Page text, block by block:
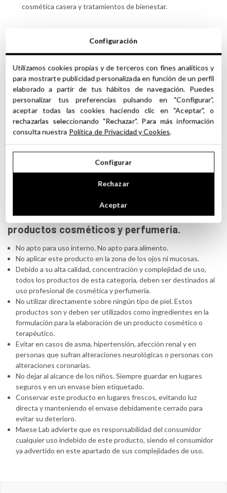
FICHA TÉCNICA
Tipo / Nombre: Alcohol de Boca 96º (Etilico)
Origen: ESPAÑA
Aspecto: Líquido Incoloro
INCI: Ethyl alcohol
Nº CAS: 64-17-5
cosmética casera y tratamientos de bienestar.
los Ingredientes para la elaboración de
productos cosméticos y perfumería.
No apto para uso interno. No apto para alimento.
No aplicar este producto en la zona de los ojos ni mucosas.
Debido a su alta calidad, concentración y complejidad de uso,
todos los productos de esta categoría, deben ser destinados al
uso profesional de cosmética y perfumería.
No utilizar directamente sobre ningún tipo de piel. Estos
productos son y deben ser utilizados como ingredientes en la
formulación para la elaboración de un producto cosmético o
terapéutico.
Evitar en casos de asma, hipertensión, afección renal y en
personas que sufran alteraciones neurológicas o personas con
alteraciones coronarias.
No dejar al alcance de los niños. Siempre guardar en lugares
seguros y en un envase bien etiquetado.
Conservar este producto en lugares frescos, evitando luz
directa y manteniendo el envase debidamente cerrado para
evitar su deterioro.
Maese Lab advierte que es responsabilidad del consumidor
cualquier uso indebido de este producto, siendo el consumidor
ya advertido en este apartado de sus complejidades de uso.
Configuración
Utilizamos cookies propias y de terceros con fines analíticos y
para mostrarte publicidad personalizada en función de un perfil
elaborado a partir de tus hábitos de navegación. Puedes
personalizar tus preferencias pulsando en "Configurar",
aceptar todas las cookies haciendo clic en "Aceptar", o
rechazarlas seleccionando "Rechazar". Para más información
consulta nuestra Política de Privacidad y Cookies.
Configurar
Rechazar
Aceptar